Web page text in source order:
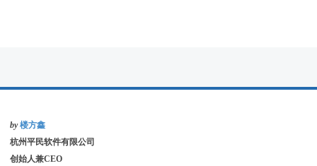
by 楼方鑫
杭州平民软件有限公司
创始人兼CEO